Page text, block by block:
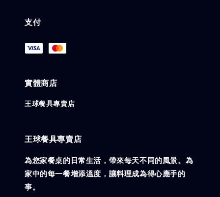
支付
實體商店
王球餐具專賣店
王球餐具專賣店
為您家餐桌的日常生活，帶來每天不同的風景。為
家中的每一餐增添溫度，讓料理成為得心應手的
事。